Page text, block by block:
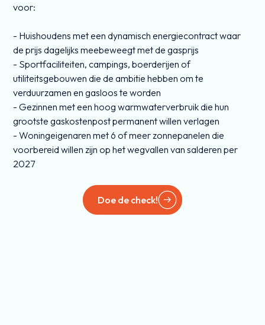
voor:
- Huishoudens met een dynamisch energiecontract waar
de prijs dagelijks meebeweegt met de gasprijs
- Sportfaciliteiten, campings, boerderijen of
utiliteitsgebouwen die de ambitie hebben om te
verduurzamen en gasloos te worden
- Gezinnen met een hoog warmwaterverbruik die hun
grootste gaskostenpost permanent willen verlagen
- Woningeigenaren met 6 of meer zonnepanelen die
voorbereid willen zijn op het wegvallen van salderen per
2027
Doe de check!